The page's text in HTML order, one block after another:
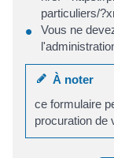
particuliers/
Vous ne
À noter
ce formulaire
procuration de